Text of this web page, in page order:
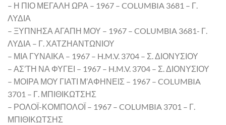
– Η ΠΙΟ ΜΕΓΑΛΗ ΩΡΑ – 1967 – COLUMBIA 3681 – Γ.
ΛΥΔΙΑ
– ΞΥΠΝΗΣΑ ΑΓΑΠΗ ΜΟΥ – 1967 – COLUMBIA 3681- Γ.
ΛΥΔΙΑ – Γ. ΧΑΤΖΗΑΝΤΩΝΙΟΥ
– ΜΙΑ ΓΥΝΑΙΚΑ – 1967 – H.M.V. 3704 – Σ. ΔΙΟΝΥΣΙΟΥ
– ΑΣ’ΤΗ ΝΑ ΦΥΓΕΙ – 1967 – H.M.V. 3704 – Σ. ΔΙΟΝΥΣΙΟΥ
– ΜΟΙΡΑ ΜΟΥ ΓΙΑΤΙ Μ’ΑΦΗΝΕΙΣ – 1967 – COLUMBIA
3701 – Γ. ΜΠΙΘΙΚΩΤΣΗΣ
– ΡΟΛΟΪ-ΚΟΜΠΟΛΟΪ – 1967 – COLUMBIA 3701 – Γ.
ΜΠΙΘΙΚΩΤΣΗΣ